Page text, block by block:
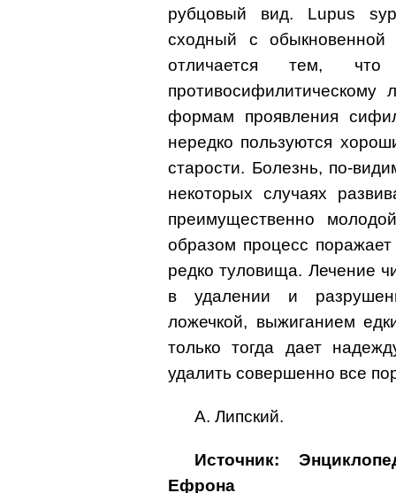
рубцовый вид. Lupus
сходный с
отличается тем, что
формам проявления
нередко пользуются
старости. Болезнь, по-
некоторых случаях
преимущественно
образом процесс
редко туловища. Лечение
в удалении и
ложечкой, выжиганием
только тогда дает
удалить совершенно все
А. Липский.
Источник:
Ефрона